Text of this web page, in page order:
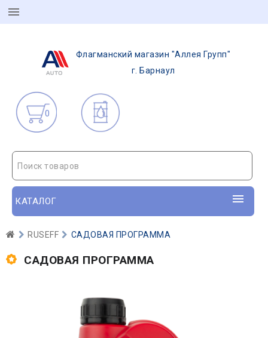
Флагманский магазин "Аллея Групп"
г. Барнаул
0
Поиск товаров
КАТАЛОГ
RUSEFF САДОВАЯ ПРОГРАММА
САДОВАЯ ПРОГРАММА